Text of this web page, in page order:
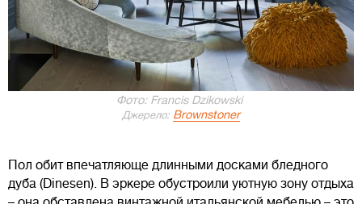
Фото: Francis Dzikowski
Джерело: Brownstoner
Пол обит впечатляюще длинными досками бледного
дуба (Dinesen). В эркере обустроили уютную зону отдыха